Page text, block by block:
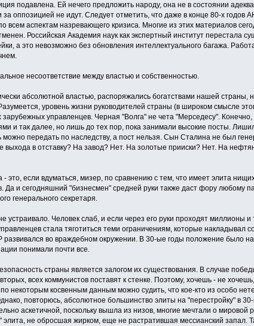
подавлена. Ей нечего предложить народу, она не в состоянии
оппозицией не идут. Следует отметить, что даже в конце 80-х годов
всем аспектам назревающего кризиса. Многие из этих материалов
Российская Академия наук как экспертный институт перестала
а это невозможно без обновления интеллектуального багажа.
несоответствие между властью и собственностью.
абсолютной властью, распоряжались богатствами нашей страны,
уровень жизни руководителей страны (в широком смысле
управленцев. Черная "Волга" не чета "Мерседесу".
и так далее, но лишь до тех пор, пока занимали высокие посты.
передать по наследству, а пост нельзя. Сын Сталина не был
выхода в отставку? На завод? Нет. На золотые прииски? Нет. На
это, если вдуматься, мизер, по сравнению с тем, что имеет элита
Да и сегодняшний "бизнесмен" средней руки также даст фору любому
генерального секретаря.
Человек слаб, и если через его руки проходят миллионы и
стала тяготиться теми ограничениям, которые накладывал
во враждебном окружении. В 30-ые годы положение было
понимали почти все.
страны является залогом их существования. В случае
всех коммунистов поставят к стенке. Поэтому, хочешь - не
некоторым косвенным данным можно судить, что кое-кто из особо
повторюсь, абсолютное большинство элиты на "перестройку" в
аскетичной, поскольку вышла из низов, многие мечтали о мировой
не обросшая жирком, еще не растратившая мессианский запал.